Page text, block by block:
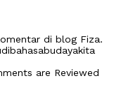
di blog Fiza.
are Reviewed